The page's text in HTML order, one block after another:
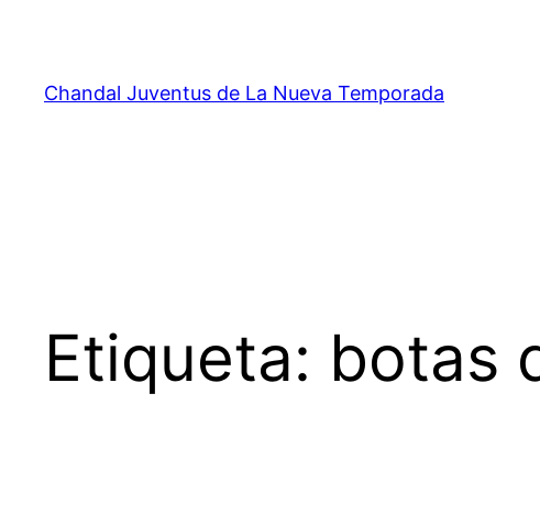
contenido
Chandal Juventus de La Nueva Temporada
Etiqueta: botas